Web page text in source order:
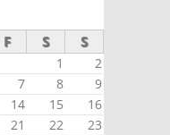
F S S
1
2
7 8
9
14 15
16
21 22
23